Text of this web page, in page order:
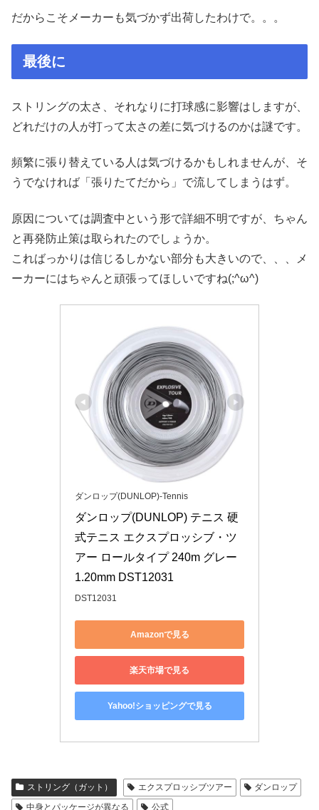
だからこそメーカーも気づかず出荷したわけで。。。
最後に
ストリングの太さ、それなりに打球感に影響はしますが、
どれだけの人が打って太さの差に気づけるのかは謎です。
頻繁に張り替えている人は気づけるかもしれませんが、そ
うでなければ「張りたてだから」で流してしまうはず。
原因については調査中という形で詳細不明ですが、ちゃん
と再発防止策は取られたのでしょうか。
こればっかりは信じるしかない部分も大きいので、、、メ
ーカーにはちゃんと頑張ってほしいですね(;^ω^)
ダンロップ(DUNLOP)-Tennis
ダンロップ(DUNLOP) テニス 硬
式テニス エクスプロッシブ・ツ
アー ロールタイプ 240m グレー
1.20mm DST12031
DST12031
Amazonで見る
楽天市場で見る
Yahoo!ショッピングで見る
ストリング（ガット） エクスプロッシブツアー
ダンロップ
中身とパッケージが異なる
公式